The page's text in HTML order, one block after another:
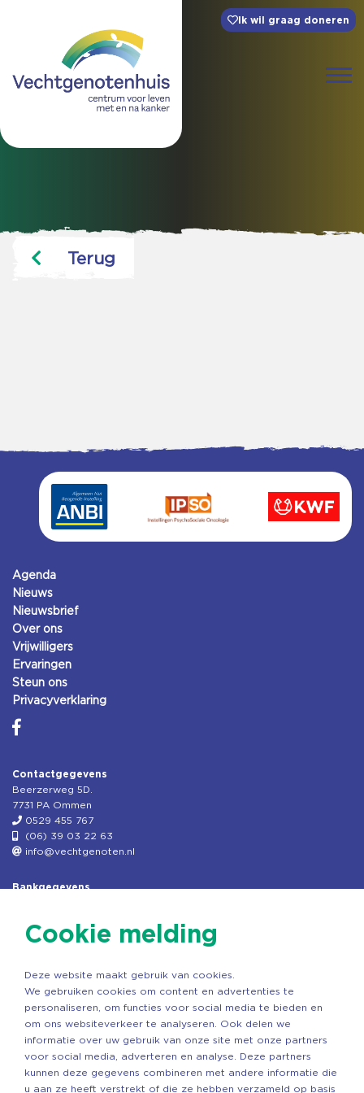
Ik wil graag doneren
Terug
Agenda
Nieuws
Nieuwsbrief
Over ons
Vrijwilligers
Ervaringen
Steun ons
Privacyverklaring
Contactgegevens
Beerzerweg 5D.
7731 PA Ommen
0529 455 767
(06) 39 03 22 63
info@vechtgenoten.nl
Bankgegevens
Rek.nr: NL85RABO0127579230
Copyright ©2026 Vechtgenoten
Cookie melding
Deze website maakt gebruik van cookies.
We gebruiken cookies om content en advertenties te
personaliseren, om functies voor social media te bieden en
om ons websiteverkeer te analyseren. Ook delen we
informatie over uw gebruik van onze site met onze partners
voor social media, adverteren en analyse. Deze partners
kunnen deze gegevens combineren met andere informatie die
u aan ze heeft verstrekt of die ze hebben verzameld op basis